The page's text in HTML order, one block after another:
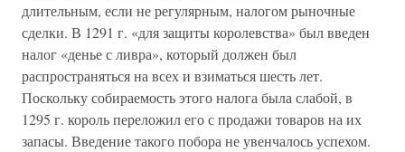
длительным, если не регулярным, налогом рыночные
сделки. В 1291 г. «для защиты королевства» был введен
налог «денье с ливра», который должен был
распространяться на всех и взиматься шесть лет.
Поскольку собираемость этого налога была слабой, в
1295 г. король переложил его с продажи товаров на их
запасы. Введение такого побора не увенчалось успехом.